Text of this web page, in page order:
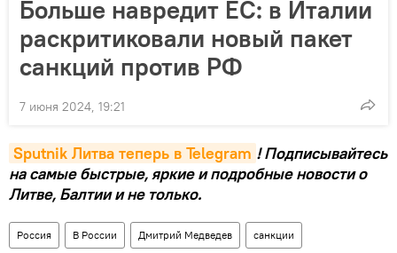
Больше навредит ЕС: в Италии
раскритиковали новый пакет
санкций против РФ
7 июня 2024, 19:21
Sputnik Литва теперь в Telegram ! Подписывайтесь
на самые быстрые, яркие и подробные новости о
Литве, Балтии и не только.
Россия В России Дмитрий Медведев санкции